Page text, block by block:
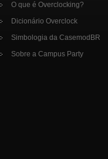
O que é Overclocking?
Dicionário Overclock
Simbologia da CasemodBR
Sobre a Campus Party